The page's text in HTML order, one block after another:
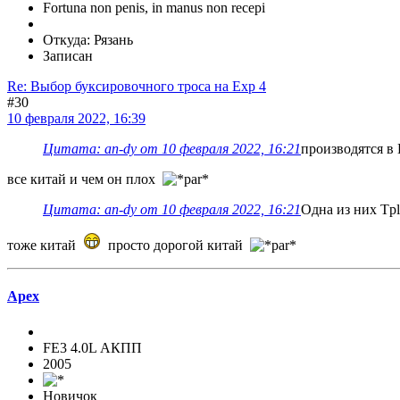
Fortuna non penis, in manus non recepi
Откуда: Рязань
Записан
Re: Выбор буксировочного троса на Exp 4
#30
10 февраля 2022, 16:39
Цитата: an-dy от 10 февраля 2022, 16:21производятся в
все китай и чем он плох
Цитата: an-dy от 10 февраля 2022, 16:21Одна из них
тоже китай просто дорогой китай
Apex
FE3 4.0L АКПП
2005
Новичок